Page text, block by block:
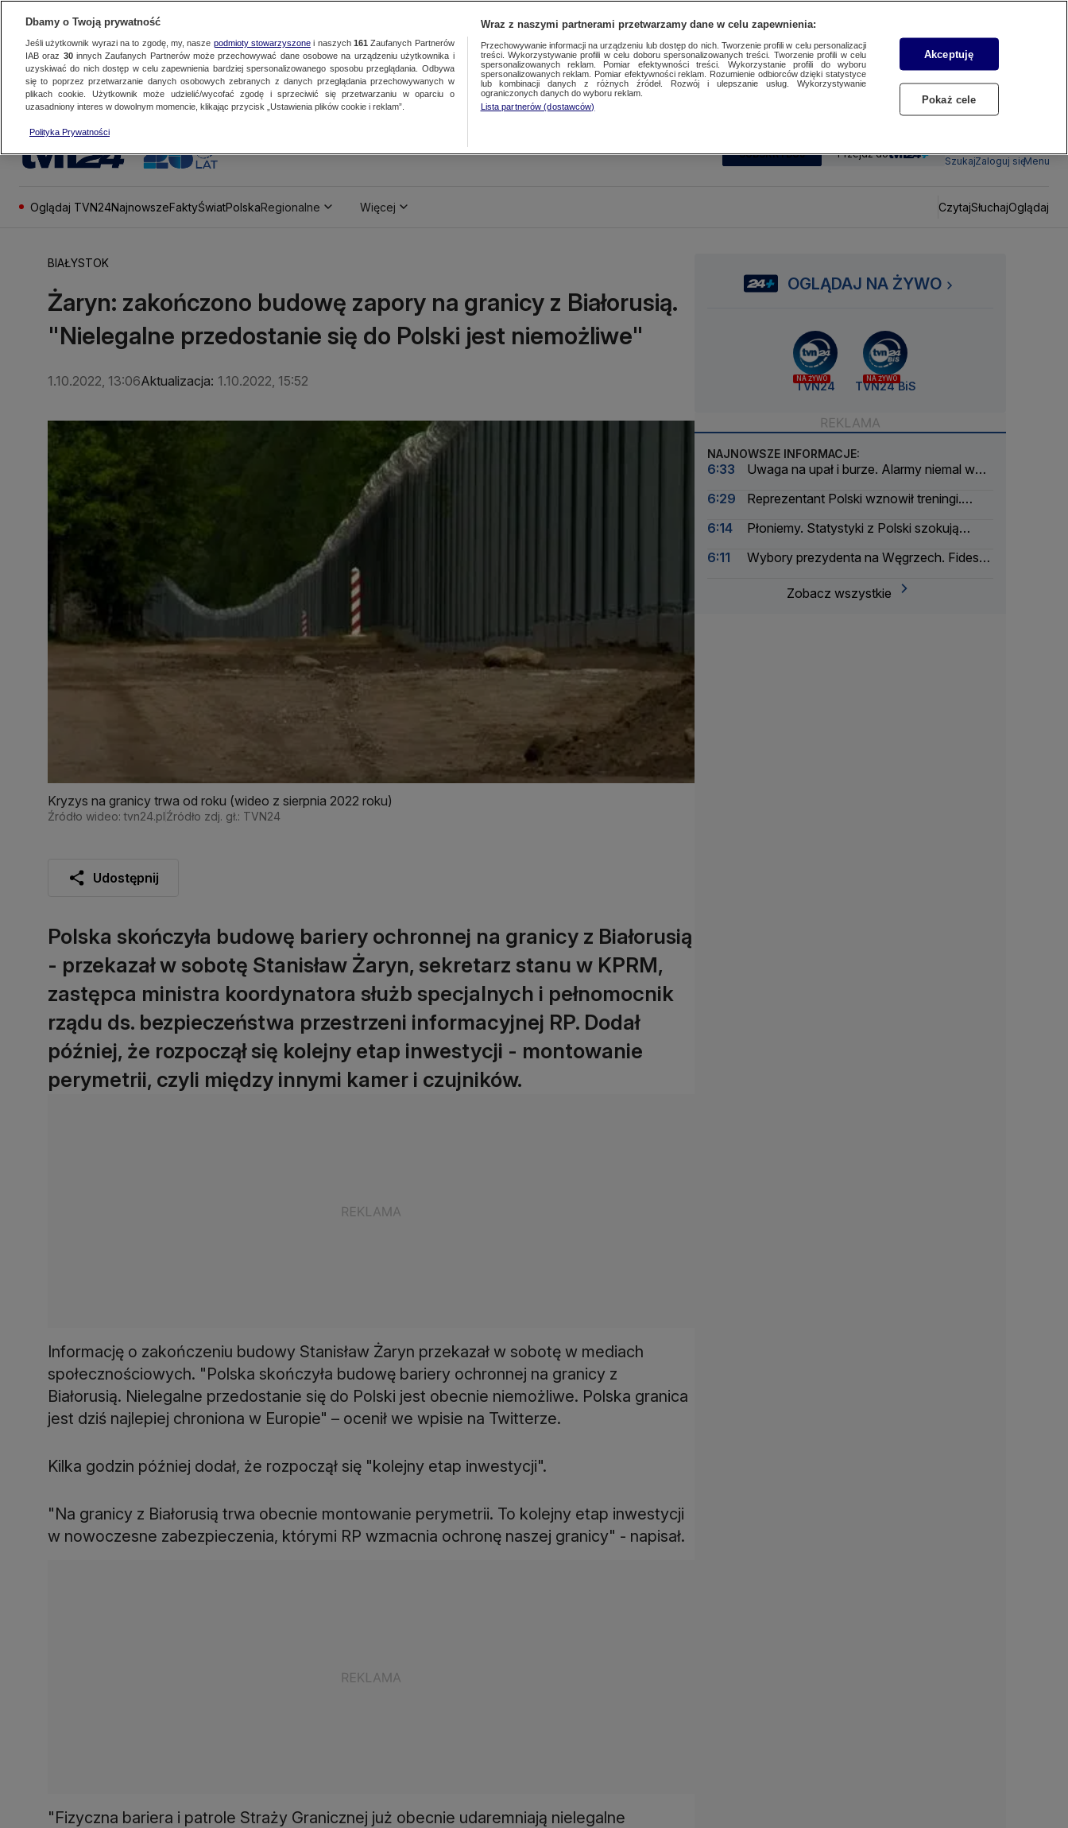
SUBSKRYBUJ Przejdź do
SzukajZaloguj sięMenu
Oglądaj TVN24NajnowszeFaktyŚwiatPolskaRegionalne Więcej CzytajSłuchajOglądaj
BIAŁYSTOK
Żaryn: zakończono budowę zapory na granicy z Białorusią.
"Nielegalne przedostanie się do Polski jest niemożliwe"
1.10.2022, 13:06Aktualizacja: 1.10.2022, 15:52
Kryzys na granicy trwa od roku (wideo z sierpnia 2022 roku)
Źródło wideo: tvn24.plŹródło zdj. gł.: TVN24
Udostępnij
Polska skończyła budowę bariery ochronnej na granicy z Białorusią
- przekazał w sobotę Stanisław Żaryn, sekretarz stanu w KPRM,
zastępca ministra koordynatora służb specjalnych i pełnomocnik
rządu ds. bezpieczeństwa przestrzeni informacyjnej RP. Dodał
później, że rozpoczął się kolejny etap inwestycji - montowanie
perymetrii, czyli między innymi kamer i czujników.
Informację o zakończeniu budowy Stanisław Żaryn przekazał w sobotę w mediach
społecznościowych. "Polska skończyła budowę bariery ochronnej na granicy z
Białorusią. Nielegalne przedostanie się do Polski jest obecnie niemożliwe. Polska granica
jest dziś najlepiej chroniona w Europie" – ocenił we wpisie na Twitterze.
Kilka godzin później dodał, że rozpoczął się "kolejny etap inwestycji".
"Na granicy z Białorusią trwa obecnie montowanie perymetrii. To kolejny etap inwestycji
w nowoczesne zabezpieczenia, którymi RP wzmacnia ochronę naszej granicy" - napisał.
"Fizyczna bariera i patrole Straży Granicznej już obecnie udaremniają nielegalne
OGLĄDAJ NA ŻYWO
NA ŻYWO
TVN24
NA ŻYWO
TVN24 BiS
NAJNOWSZE INFORMACJE:
6:33
Uwaga na upał i burze. Alarmy niemal w
6:29
Reprezentant Polski wznowił treningi.
6:14
Płoniemy. Statystyki z Polski szokują
6:11
Wybory prezydenta na Węgrzech. Fidesz
Zobacz wszystkie
Dbamy o Twoją prywatność
Jeśli użytkownik wyrazi na to zgodę, my, nasze podmioty stowarzyszonei naszych 161 Zaufanych Partnerów
IAB oraz 30innych Zaufanych Partnerów może przechowywać dane osobowe na urządzeniu użytkownika i
uzyskiwać do nich dostęp w celu zapewnienia bardziej spersonalizowanego sposobu przeglądania. Odbywa
się to poprzez przetwarzanie danych osobowych zebranych z danych przeglądania przechowywanych w
plikach cookie. Użytkownik może udzielić/wycofać zgodę i sprzeciwić się przetwarzaniu w oparciu o
uzasadniony interes w dowolnym momencie, klikając przycisk „Ustawienia plików cookie i reklam”.
Polityka Prywatności
Wraz z naszymi partnerami przetwarzamy dane w celu zapewnienia:
Przechowywanie informacji na urządzeniu lub dostęp do nich. Tworzenie profili w celu personalizacji
treści. Wykorzystywanie profili w celu doboru spersonalizowanych treści. Tworzenie profili w celu
spersonalizowanych reklam. Pomiar efektywności treści. Wykorzystanie profili do wyboru
spersonalizowanych reklam. Pomiar efektywności reklam. Rozumienie odbiorców dzięki statystyce
lub kombinacji danych z różnych źródeł. Rozwój i ulepszanie usług. Wykorzystywanie
ograniczonych danych do wyboru reklam.
Lista partnerów (dostawców)
Akceptuję
Pokaż cele